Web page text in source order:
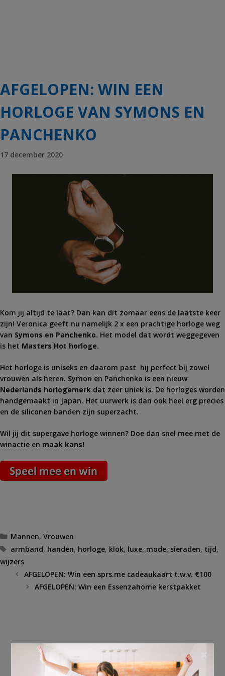
AFGELOPEN: WIN EEN
HORLOGE VAN SYMONS EN
PANCHENKO
17 december 2020
Kom jij altijd te laat? Dan kan dit zomaar eens de laatste keer
zijn! Veronica geeft nu namelijk 2 x een prachtige horloge weg
van Symons en Panchenko. Het model dat wordt weggegeven
is het Masters Hot horloge.
Het horloge is uniseks en daarom past hij perfect bij zowel
vrouwen als heren. Symon en Panchenko is een nieuw
Nederlands horlogemerk dat zeer uniek is. De horloges worden
handgemaakt in Japan. Het uurwerk is dan ook heel erg precies
en de siliconen banden zijn superzacht.
Wil jij dit supergave horloge winnen? Doe dan snel mee met de
winactie en maak kans!
Categorieën
Mannen,Vrouwen
Tags
armband, handen, horloge, klok, luxe, mode, sieraden, tijd,
wijzers
AFGELOPEN: Win een sprs.me cadeaukaart t.w.v. €100
AFGELOPEN: Win een Essenzahome kerstpakket